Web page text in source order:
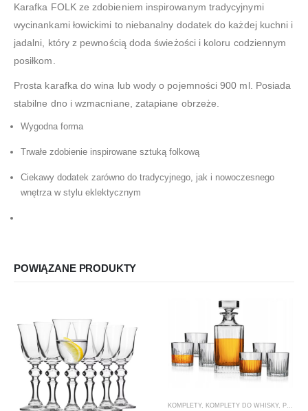
Karafka FOLK ze zdobieniem inspirowanym tradycyjnymi
wycinankami łowickimi to niebanalny dodatek do każdej kuchni i
jadalni, który z pewnością doda świeżości i koloru codziennym
posiłkom.
Prosta karafka do wina lub wody o pojemności 900 ml. Posiada
stabilne dno i wzmacniane, zatapiane obrzeże.
Wygodna forma
Trwałe zdobienie inspirowane sztuką folkową
Ciekawy dodatek zarówno do tradycyjnego, jak i nowoczesnego
wnętrza w stylu eklektycznym
POWIĄZANE PRODUKTY
KOMPLETY, KOMPLETY DO WHISKY, PREZENTY